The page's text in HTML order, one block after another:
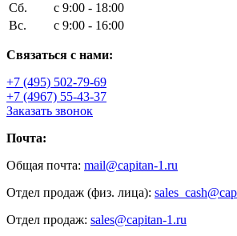
Сб.
с 9:00 - 18:00
Вс.
с 9:00 - 16:00
Связаться с нами:
+7 (495) 502-79-69
+7 (4967) 55-43-37
Заказать звонок
Почта:
Общая почта: mail@capitan-1.ru
Отдел продаж (физ. лица):
Отдел продаж: sales@capitan-1.ru